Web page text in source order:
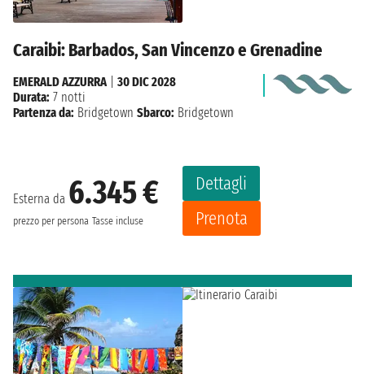
Caraibi: Barbados, San Vincenzo e Grenadine
Esterna da 6.345 €
prezzo per persona Tasse incluse
Dettagli
Prenota
EMERALD AZZURRA| 30 DIC 2028
Durata: 7 notti
Partenza da: Bridgetown Sbarco: Bridgetown